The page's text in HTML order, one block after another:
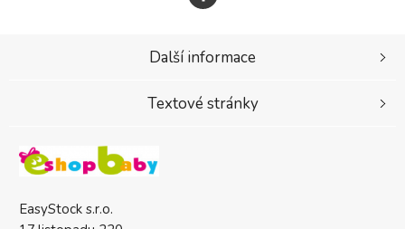
EasyStock s.r.o.
Další informace
Textové stránky